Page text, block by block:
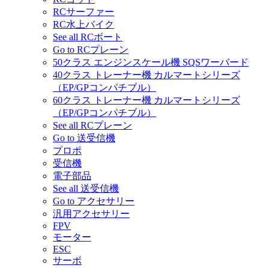
RCサーファー
RC水上バイク
See all RCボート
Go to RCプレーン
50クラス エンジンスケール機 SQSワーバード
40クラス トレーナー機 カルマートシリーズ
（EP/GPコンパチブル）
60クラス トレーナー機 カルマートシリーズ
（EP/GPコンパチブル）
See all RCプレーン
Go to 送受信機
プロポ
受信機
電子部品
See all 送受信機
Go to アクセサリー
汎用アクセサリー
FPV
モーター
ESC
サーボ